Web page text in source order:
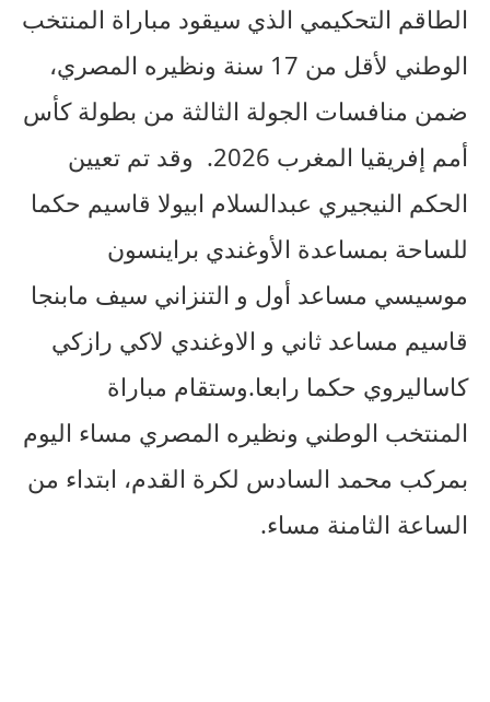
الطاقم التحكيمي الذي سيقود مباراة المنتخب
الوطني لأقل من 17 سنة ونظيره المصري،
ضمن منافسات الجولة الثالثة من بطولة كأس
أمم إفريقيا المغرب 2026.
وقد تم تعيين
الحكم النيجيري عبدالسلام ابيولا قاسيم حكما
للساحة بمساعدة الأوغندي براينسون
موسيسي مساعد أول و التنزاني سيف مابنجا
قاسيم مساعد ثاني و الاوغندي لاكي رازكي
كاساليروي حكما رابعا.وستقام مباراة
المنتخب الوطني ونظيره المصري مساء اليوم
بمركب محمد السادس لكرة القدم، ابتداء من
الساعة الثامنة مساء.